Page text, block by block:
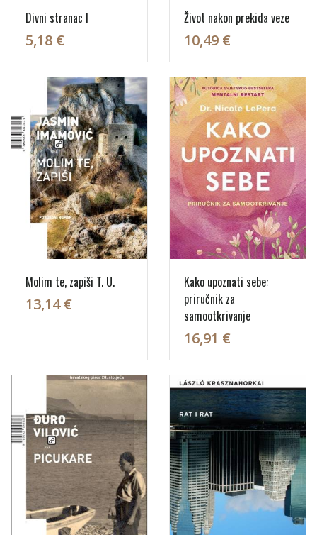
Divni stranac I
5,18 €
Život nakon prekida veze
10,49 €
Molim te, zapiši T. U.
13,14 €
Kako upoznati sebe:
priručnik za
samootkrivanje
16,91 €